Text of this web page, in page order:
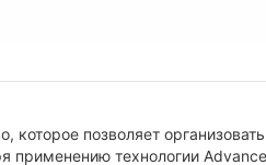
которое позволяет
применению технологии